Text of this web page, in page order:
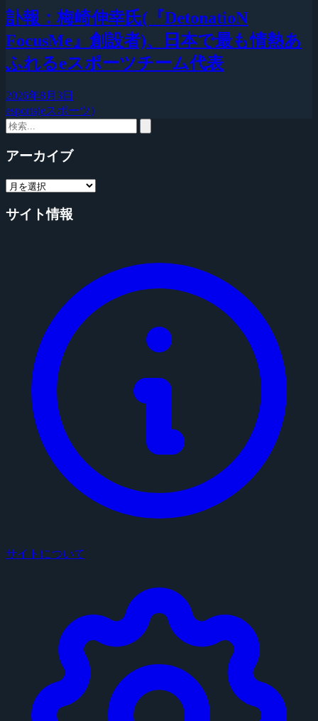
訃報：梅崎伸幸氏(『DetonatioN
FocusMe』創設者)、日本で最も情熱あ
ふれるeスポーツチーム代表
2026年8月3日
esports(eスポーツ)
アーカイブ
サイト情報
サイトについて